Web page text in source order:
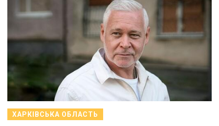
ХАРКІВСЬКА ОБЛАСТЬ